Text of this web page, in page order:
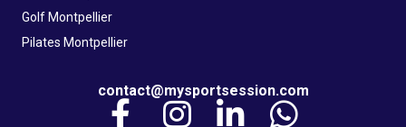
Golf Montpellier
Pilates Montpellier
contact@mysportsession.com